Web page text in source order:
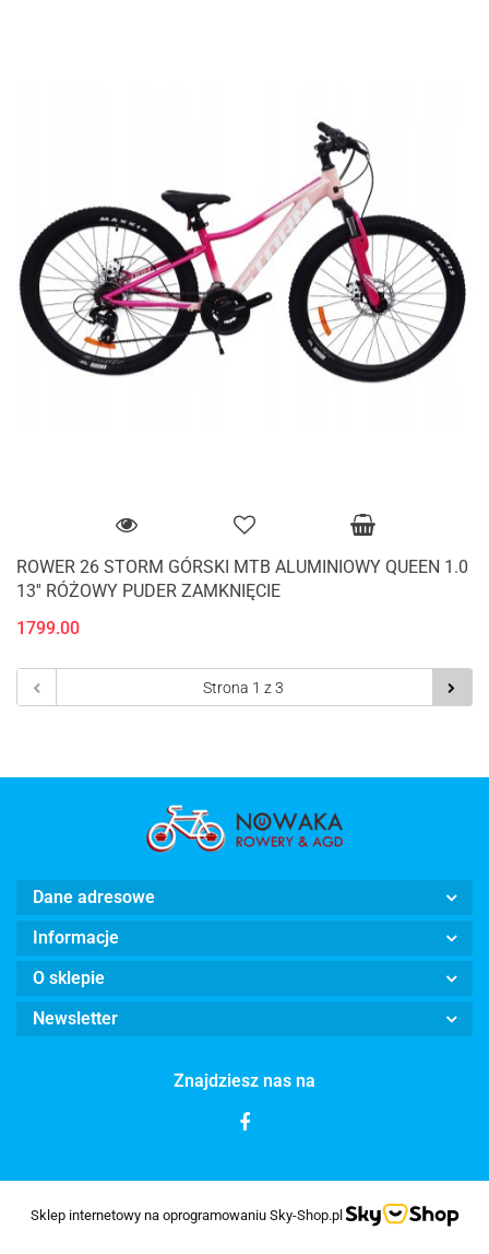
ROWER 26 STORM GÓRSKI MTB ALUMINIOWY QUEEN 1.0
13'' RÓŻOWY PUDER ZAMKNIĘCIE
1799.00
Dane adresowe
Informacje
O sklepie
Newsletter
Znajdziesz nas na
Sklep internetowy na oprogramowaniu Sky-Shop.pl